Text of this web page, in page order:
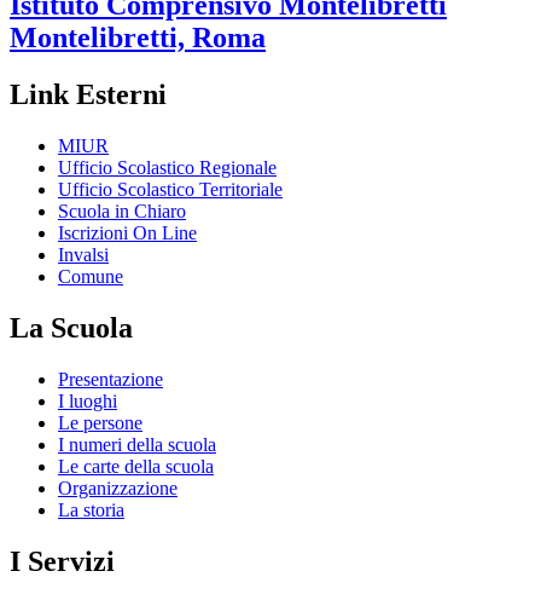
Montelibretti, Roma
Link Esterni
MIUR
Ufficio Scolastico Regionale
Ufficio Scolastico Territoriale
Scuola in Chiaro
Iscrizioni On Line
Invalsi
Comune
La Scuola
Presentazione
I luoghi
Le persone
I numeri della scuola
Le carte della scuola
Organizzazione
La storia
I Servizi